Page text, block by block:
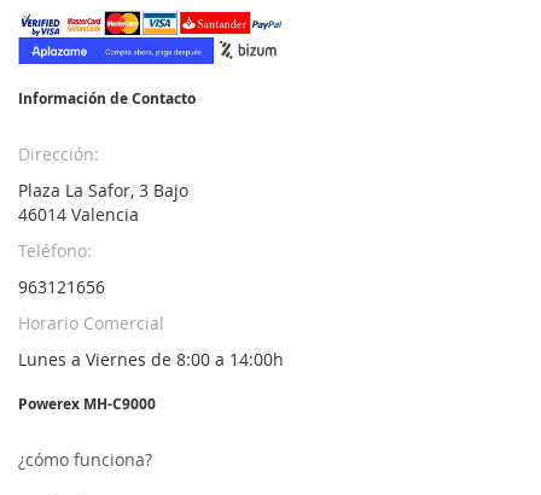
nuestro
boletín
de
Información de Contacto
Dirección:
Plaza La Safor, 3 Bajo
46014 Valencia
Teléfono:
963121656
Horario Comercial
Lunes a Viernes de 8:00 a 14:00h
Powerex MH-C9000
¿cómo funciona?